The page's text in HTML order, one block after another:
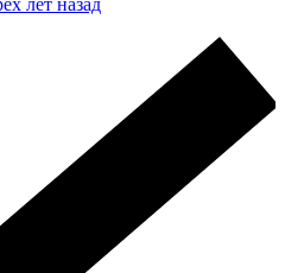
лет назад